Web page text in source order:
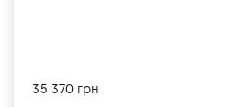
35 370 грн